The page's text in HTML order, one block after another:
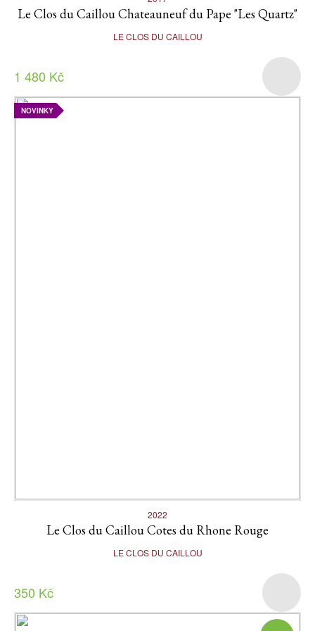
Le Clos du Caillou Chateauneuf du Pape "Les Quartz"
LE CLOS DU CAILLOU
1 480 Kč
NOVINKY
2022
Le Clos du Caillou Cotes du Rhone Rouge
LE CLOS DU CAILLOU
350 Kč